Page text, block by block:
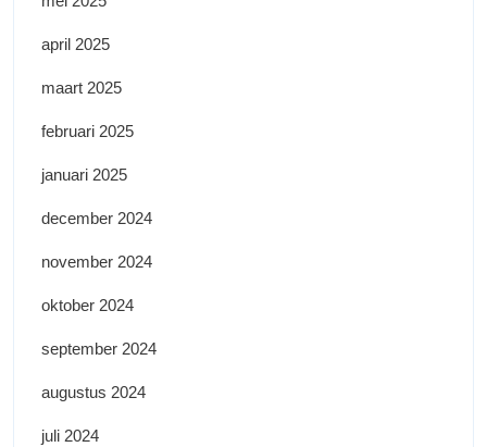
april 2025
maart 2025
februari 2025
januari 2025
december 2024
november 2024
oktober 2024
september 2024
augustus 2024
juli 2024